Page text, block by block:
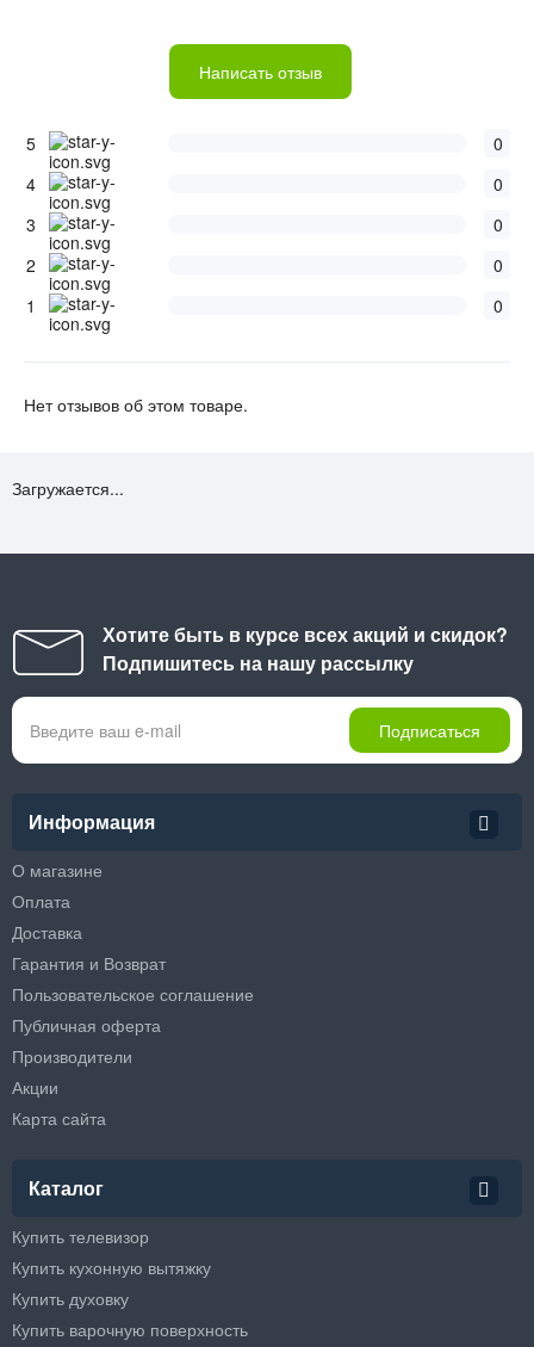
Написать отзыв
5
0
4
0
3
0
2
0
1
0
Нет отзывов об этом товаре.
Загружается...
Хотите быть в курсе всех акций и скидок?
Подпишитесь на нашу рассылку
Подписаться
Информация
О магазине
Оплата
Доставка
Гарантия и Возврат
Пользовательское соглашение
Публичная оферта
Производители
Акции
Карта сайта
Каталог
Купить телевизор
Купить кухонную вытяжку
Купить духовку
Купить варочную поверхность